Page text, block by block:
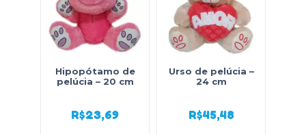
Hipopótamo de
pelúcia – 20 cm
R$23,69
Urso de pelúcia –
24 cm
R$45,48